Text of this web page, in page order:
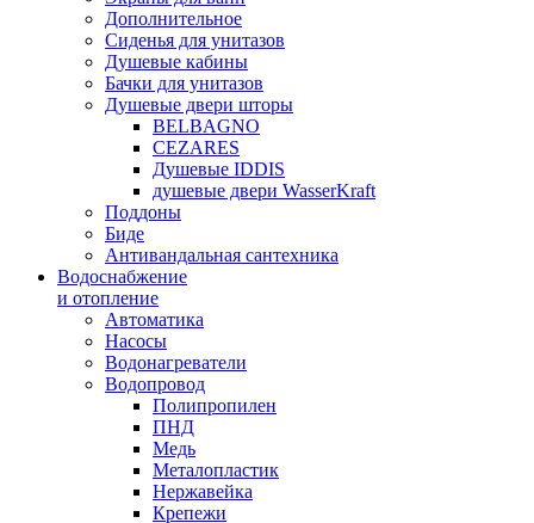
Дополнительное
Сиденья для унитазов
Душевые кабины
Бачки для унитазов
Душевые двери шторы
BELBAGNO
CEZARES
Душевые IDDIS
душевые двери WasserKraft
Поддоны
Биде
Антивандальная сантехника
Водоснабжение
и отопление
Автоматика
Насосы
Водонагреватели
Водопровод
Полипропилен
ПНД
Медь
Металопластик
Нержавейка
Крепежи